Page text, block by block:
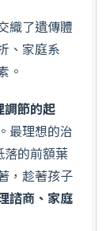
織了遺傳體
、家庭系
。
調節的起
最理想的治
落的前額葉
，趁著孩子
諮商、家庭